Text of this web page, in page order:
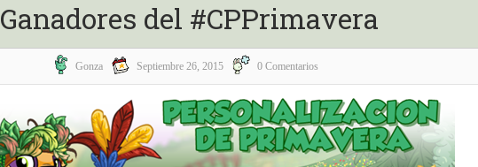
Ganadores del #CPPrimavera
Gonza Septiembre 26, 2015 0 Comentarios